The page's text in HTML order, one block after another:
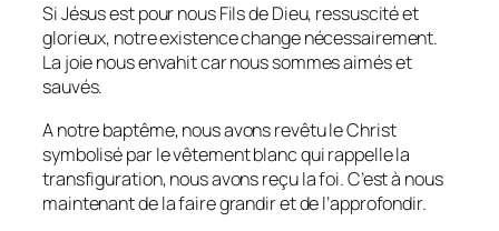
Si Jésus est pour nous Fils de Dieu, ressuscité et
glorieux, notre existence change nécessairement.
La joie nous envahit car nous sommes aimés et
sauvés.
A notre baptême, nous avons revêtu le Christ
symbolisé par le vêtement blanc qui rappelle la
transfiguration, nous avons reçu la foi. C’est à nous
maintenant de la faire grandir et de l’approfondir.